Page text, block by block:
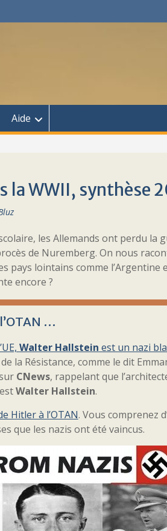
Aide
la WWII, synthèse
les Allemands ont perdu la
de Nuremberg. On nous
pays lointains comme
encore ?
…
Walter Hallstein est un nazi
la Résistance, comme le dit
CNews, rappelant que
Walter Hallstein.
Hitler à l’OTAN. Vous comprenez
que les nazis ont été vaincus.